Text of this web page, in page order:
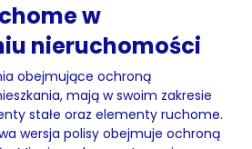
w
nieruchomości
obejmujące ochroną
mają w swoim zakresie
stałe oraz elementy ruchome.
wersja polisy obejmuje ochroną